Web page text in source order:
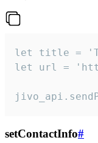
let title =
let url =
setContactInfo#